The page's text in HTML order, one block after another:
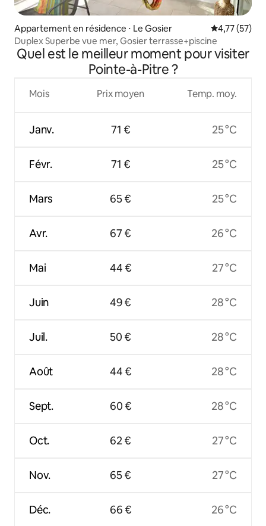
Appartement en résidence ⋅ Le Gosier Évaluation
4,77 (57)
Duplex Superbe vue mer, Gosier terrasse+piscine
Quel est le meilleur moment pour visiter
Pointe-à-Pitre ?
Mois
Janv.
Févr.
Mars
Avr.
Mai
Juin
Juil.
Août
Sept.
Oct.
Nov.
Déc.
Prix moyen
71 €
71 €
65 €
67 €
44 €
49 €
50 €
44 €
60 €
62 €
65 €
66 €
Temp. moy.
25 °C
25 °C
25 °C
26 °C
27 °C
28 °C
28 °C
28 °C
28 °C
27 °C
27 °C
26 °C